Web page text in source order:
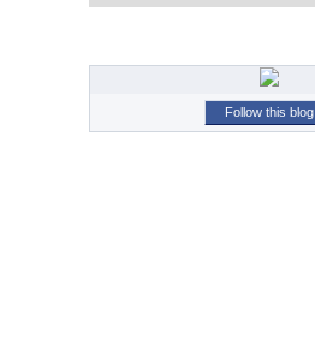
Follow this blog